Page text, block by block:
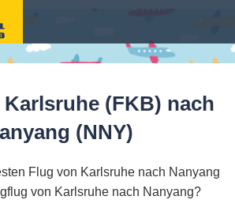
(FKB) nach
(NNY)
Flug von Karlsruhe nach Nanyang
von Karlsruhe nach Nanyang?